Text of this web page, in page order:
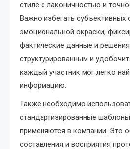
стиле с лаконичностью и
Важно избегать субъективных
эмоциональной окраски,
фактические данные и
структурированным и
каждый участник мог легко
информацию.
Также необходимо
стандартизированные
применяются в компании. Это
составления и восприятия